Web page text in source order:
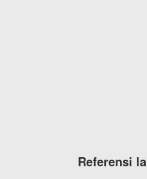
Referensi